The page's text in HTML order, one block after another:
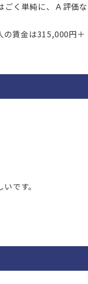
ごく単純に、Ａ評価な
の賃金は315,000円＋
です。